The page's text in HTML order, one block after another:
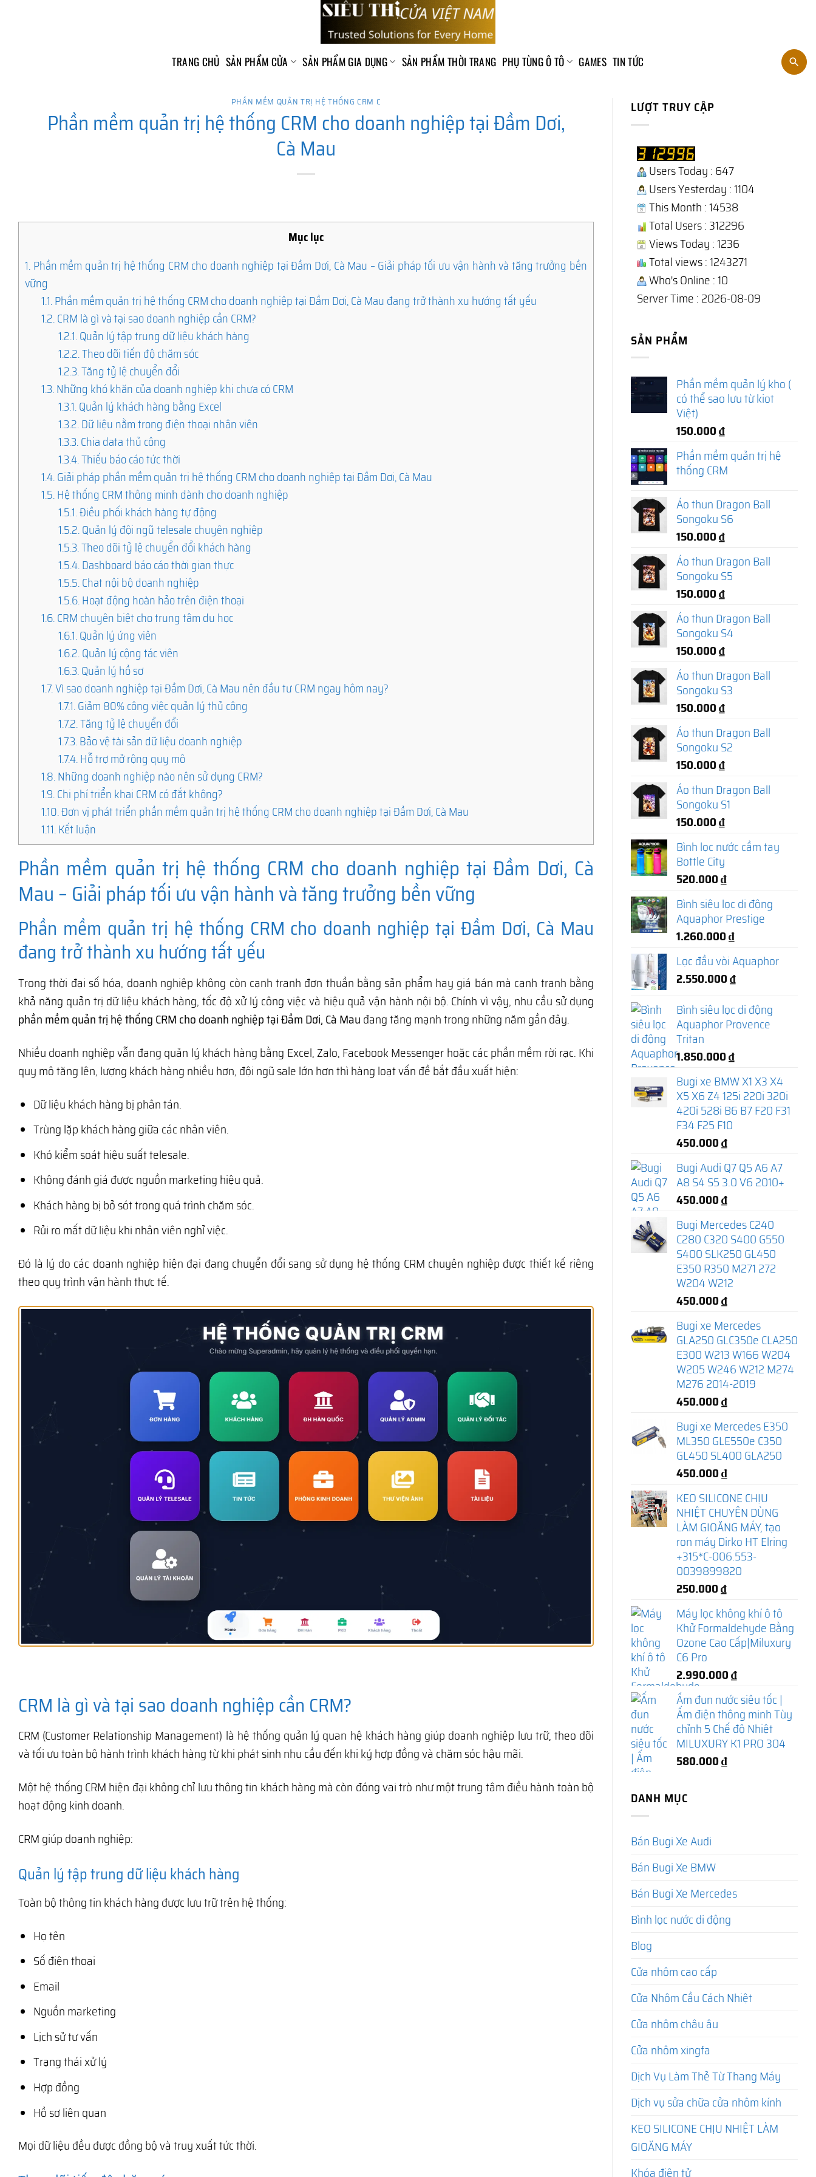
TRANG CHỦ SẢN PHẨM CỬA SẢN PHẨM GIA DỤNG SẢN PHẨM THỜI TRANG PHỤ TÙNG Ô TÔ GAMES TIN TỨC
PHẦN MỀM QUẢN TRỊ HỆ THỐNG CRM C
Phần mềm quản trị hệ thống CRM cho doanh nghiệp tại Đầm Dơi,
Cà Mau
Mục lục
1. Phần mềm quản trị hệ thống CRM cho doanh nghiệp tại Đầm Dơi, Cà Mau – Giải pháp tối ưu vận hành và tăng trưởng bền
vững
1.1.Phần mềm quản trị hệ thống CRM cho doanh nghiệp tại Đầm Dơi, Cà Mau đang trở thành xu hướng tất yếu
1.2.CRM là gì và tại sao doanh nghiệp cần CRM?
1.2.1.Quản lý tập trung dữ liệu khách hàng
1.2.2.Theo dõi tiến độ chăm sóc
1.2.3.Tăng tỷ lệ chuyển đổi
1.3.Những khó khăn của doanh nghiệp khi chưa có CRM
1.3.1.Quản lý khách hàng bằng Excel
1.3.2.Dữ liệu nằm trong điện thoại nhân viên
1.3.3.Chia data thủ công
1.3.4.Thiếu báo cáo tức thời
1.4.Giải pháp phần mềm quản trị hệ thống CRM cho doanh nghiệp tại Đầm Dơi, Cà Mau
1.5.Hệ thống CRM thông minh dành cho doanh nghiệp
1.5.1.Điều phối khách hàng tự động
1.5.2.Quản lý đội ngũ telesale chuyên nghiệp
1.5.3.Theo dõi tỷ lệ chuyển đổi khách hàng
1.5.4.Dashboard báo cáo thời gian thực
1.5.5.Chat nội bộ doanh nghiệp
1.5.6.Hoạt động hoàn hảo trên điện thoại
1.6.CRM chuyên biệt cho trung tâm du học
1.6.1.Quản lý ứng viên
1.6.2.Quản lý cộng tác viên
1.6.3.Quản lý hồ sơ
1.7.Vì sao doanh nghiệp tại Đầm Dơi, Cà Mau nên đầu tư CRM ngay hôm nay?
1.7.1.Giảm 80% công việc quản lý thủ công
1.7.2.Tăng tỷ lệ chuyển đổi
1.7.3.Bảo vệ tài sản dữ liệu doanh nghiệp
1.7.4.Hỗ trợ mở rộng quy mô
1.8.Những doanh nghiệp nào nên sử dụng CRM?
1.9.Chi phí triển khai CRM có đắt không?
1.10.Đơn vị phát triển phần mềm quản trị hệ thống CRM cho doanh nghiệp tại Đầm Dơi, Cà Mau
1.11.Kết luận
Phần mềm quản trị hệ thống CRM cho doanh nghiệp tại Đầm Dơi, Cà
Mau – Giải pháp tối ưu vận hành và tăng trưởng bền vững
Phần mềm quản trị hệ thống CRM cho doanh nghiệp tại Đầm Dơi, Cà Mau
đang trở thành xu hướng tất yếu
Trong thời đại số hóa, doanh nghiệp không còn cạnh tranh đơn thuần bằng sản phẩm hay giá bán mà cạnh tranh bằng
khả năng quản trị dữ liệu khách hàng, tốc độ xử lý công việc và hiệu quả vận hành nội bộ. Chính vì vậy, nhu cầu sử dụng
phần mềm quản trị hệ thống CRM cho doanh nghiệp tại Đầm Dơi, Cà Mau đang tăng mạnh trong những năm gần đây.
Nhiều doanh nghiệp vẫn đang quản lý khách hàng bằng Excel, Zalo, Facebook Messenger hoặc các phần mềm rời rạc. Khi
quy mô tăng lên, lượng khách hàng nhiều hơn, đội ngũ sale lớn hơn thì hàng loạt vấn đề bắt đầu xuất hiện:
Dữ liệu khách hàng bị phân tán.
Trùng lặp khách hàng giữa các nhân viên.
Khó kiểm soát hiệu suất telesale.
Không đánh giá được nguồn marketing hiệu quả.
Khách hàng bị bỏ sót trong quá trình chăm sóc.
Rủi ro mất dữ liệu khi nhân viên nghỉ việc.
Đó là lý do các doanh nghiệp hiện đại đang chuyển đổi sang sử dụng hệ thống CRM chuyên nghiệp được thiết kế riêng
theo quy trình vận hành thực tế.
CRM là gì và tại sao doanh nghiệp cần CRM?
CRM (Customer Relationship Management) là hệ thống quản lý quan hệ khách hàng giúp doanh nghiệp lưu trữ, theo dõi
và tối ưu toàn bộ hành trình khách hàng từ khi phát sinh nhu cầu đến khi ký hợp đồng và chăm sóc hậu mãi.
Một hệ thống CRM hiện đại không chỉ lưu thông tin khách hàng mà còn đóng vai trò như một trung tâm điều hành toàn bộ
hoạt động kinh doanh.
CRM giúp doanh nghiệp:
Quản lý tập trung dữ liệu khách hàng
Toàn bộ thông tin khách hàng được lưu trữ trên hệ thống:
Họ tên
Số điện thoại
Email
Nguồn marketing
Lịch sử tư vấn
Trạng thái xử lý
Hợp đồng
Hồ sơ liên quan
Mọi dữ liệu đều được đồng bộ và truy xuất tức thời.
LƯỢT TRUY CẬP
Users Today : 647
Users Yesterday : 1104
This Month : 14538
Total Users : 312296
Views Today : 1236
Total views : 1243271
Who's Online : 10
Server Time : 2026-08-09
SẢN PHẨM
Phần mềm quản lý kho (
có thể sao lưu từ kiot
Việt)
150.000₫
Phần mềm quản trị hệ
thống CRM
Áo thun Dragon Ball
Songoku S6
150.000₫
Áo thun Dragon Ball
Songoku S5
150.000₫
Áo thun Dragon Ball
Songoku S4
150.000₫
Áo thun Dragon Ball
Songoku S3
150.000₫
Áo thun Dragon Ball
Songoku S2
150.000₫
Áo thun Dragon Ball
Songoku S1
150.000₫
Bình lọc nước cầm tay
Bottle City
520.000₫
Bình siêu lọc di động
Aquaphor Prestige
1.260.000₫
Lọc đầu vòi Aquaphor
2.550.000₫
Bình siêu lọc di động
Aquaphor Provence
Tritan
1.850.000₫
Bugi xe BMW X1 X3 X4
X5 X6 Z4 125i 220i 320i
420i 528i B6 B7 F20 F31
F34 F25 F10
450.000₫
Bugi Audi Q7 Q5 A6 A7
A8 S4 S5 3.0 V6 2010+
450.000₫
Bugi Mercedes C240
C280 C320 S400 G550
S400 SLK250 GL450
E350 R350 M271 272
W204 W212
450.000₫
Bugi xe Mercedes
GLA250 GLC350e CLA250
E300 W213 W166 W204
W205 W246 W212 M274
M276 2014-2019
450.000₫
Bugi xe Mercedes E350
ML350 GLE550e C350
GL450 SL400 GLA250
450.000₫
KEO SILICONE CHỊU
NHIỆT CHUYÊN DÙNG
LÀM GIOĂNG MÁY, tạo
ron máy Dirko HT Elring
+315*C-006.553-
0039899820
250.000₫
Máy lọc không khí ô tô
Khử Formaldehyde Bằng
Ozone Cao Cấp|Miluxury
C6 Pro
2.990.000₫
Ấm đun nước siêu tốc |
Ấm điện thông minh Tùy
chỉnh 5 Chế độ Nhiệt
MILUXURY K1 PRO 304
580.000₫
DANH MỤC
Bán Bugi Xe Audi
Bán Bugi Xe BMW
Bán Bugi Xe Mercedes
Bình lọc nước di động
Blog
Cửa nhôm cao cấp
Cửa Nhôm Cầu Cách Nhiệt
Cửa nhôm châu âu
Cửa nhôm xingfa
Dịch Vụ Làm Thẻ Từ Thang Máy
Dịch vụ sửa chữa cửa nhôm kính
KEO SILICONE CHỊU NHIỆT LÀM
GIOĂNG MÁY
Khóa điện tử